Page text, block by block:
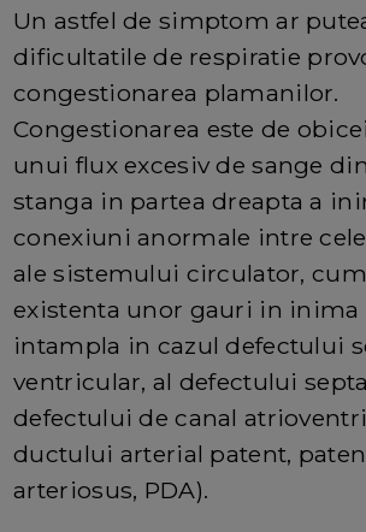
Un astfel de simptom ar
dificultatile de respiratie
congestionarea plamanilor.
Congestionarea este de
unui flux excesiv de sange
stanga in partea dreapta a
conexiuni anormale intre
ale sistemului circulator,
existenta unor gauri in inima
intampla in cazul defectului
ventricular, al defectului
defectului de canal
ductului arterial patent,
arteriosus, PDA).